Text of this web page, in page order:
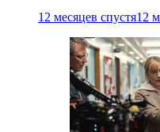
12 месяцев спустя12